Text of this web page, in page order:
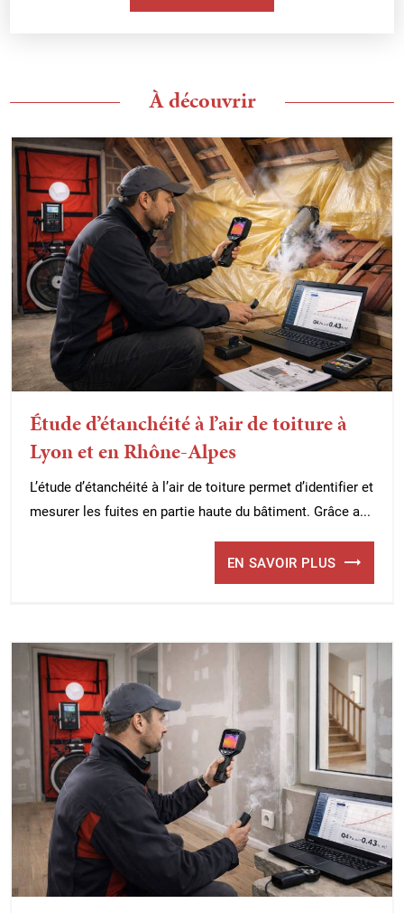
À découvrir
Étude d’étanchéité à l’air de toiture à
Lyon et en Rhône-Alpes
L’étude d’étanchéité à l’air de toiture permet d’identifier et
mesurer les fuites en partie haute du bâtiment. Grâce a...
EN SAVOIR PLUS